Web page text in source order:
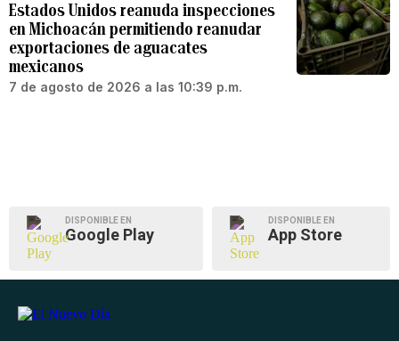
Estados Unidos reanuda inspecciones
en Michoacán permitiendo reanudar
exportaciones de aguacates
mexicanos
7 de agosto de 2026 a las 10:39 p.m.
DISPONIBLE EN
Google Play
DISPONIBLE EN
App Store